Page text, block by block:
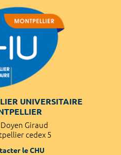
UNIVERSITAIRE
Giraud
cedex 5
le CHU